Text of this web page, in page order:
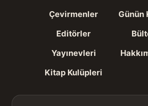
Çevirmenler
Editörler
Yayınevleri
Kitap Kulüpleri
Günün